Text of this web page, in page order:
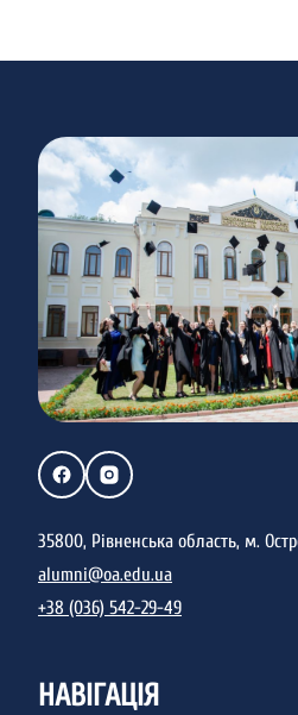
35800, Рівненська область, м.
alumni@oa.edu.ua
+38 (036) 542-29-49
НАВІГАЦІЯ